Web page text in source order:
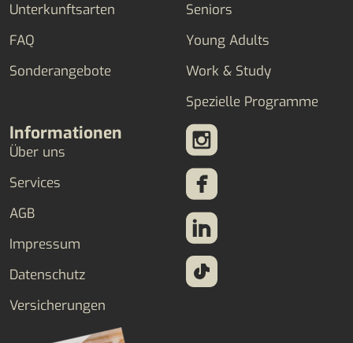
Unterkunftsarten
FAQ
Sonderangebote
Seniors
Young Adults
Work & Study
Spezielle Programme
Informationen
Über uns
Services
AGB
Impressum
Datenschutz
Versicherungen